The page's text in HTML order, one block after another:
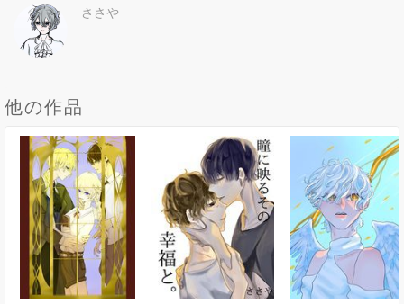
ささや
他の作品